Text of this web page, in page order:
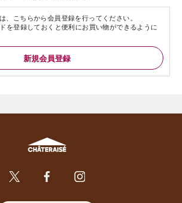
、こちらから会員登録を行ってください。
を登録しておくと便利にお買い物ができるように